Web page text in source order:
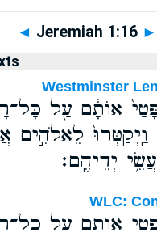
◄ Jeremiah 1:16 ►
Westminster
אוֹתָ֔ם עַ֖ל
וַֽיְקַטְּרוּ֙ לֵאלֹהִ֣ים
יְדֵיהֶֽם׃
WLC:
אותם על